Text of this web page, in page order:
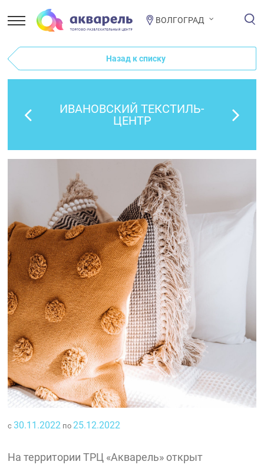
ВОЛГОГРАД
Назад к списку
ИВАНОВСКИЙ ТЕКСТИЛЬ-
ЦЕНТР
с30.11.2022 по 25.12.2022
На территории ТРЦ «Акварель» открыт